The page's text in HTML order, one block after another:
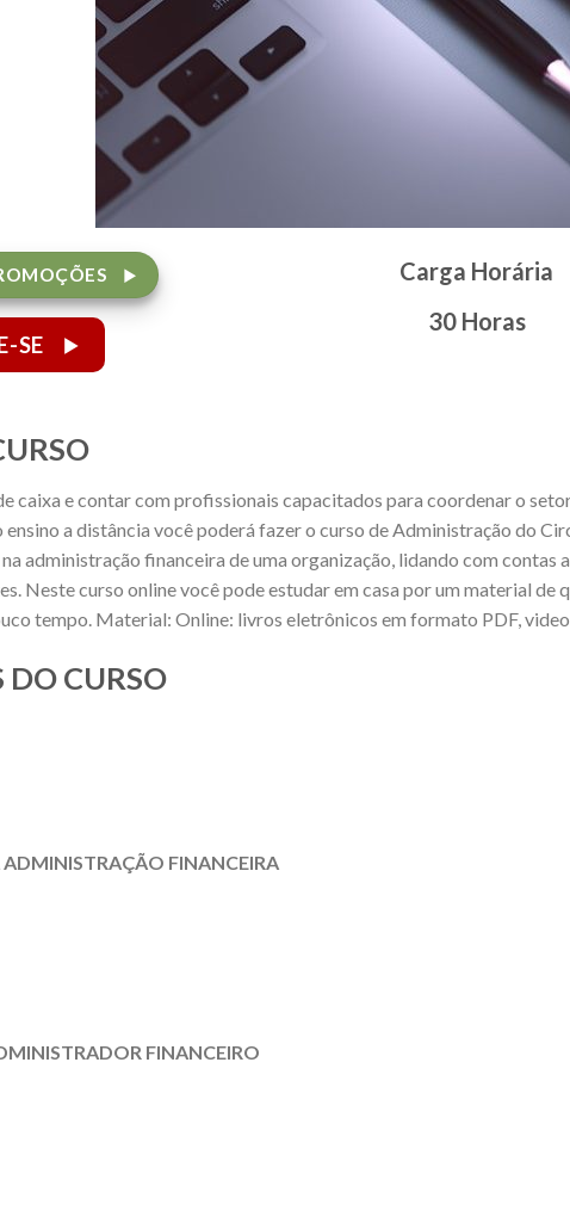
SE
Carga Horária
30 Horas
caixa e contar com profissionais capacitados para coordenar o
ensino a distância você poderá fazer o curso de Administração do
administração financeira de uma organização, lidando com
Neste curso online você pode estudar em casa por um material
tempo. Material: Online: livros eletrônicos em formato PDF,
DO CURSO
FINANCEIRA
FINANCEIRO